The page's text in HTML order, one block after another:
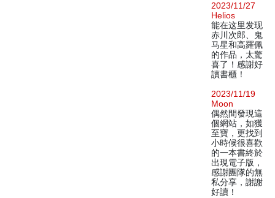
2023/11/27
Helios
能在这里发现
赤川次郎、鬼
马星和高羅佩
的作品，太驚
喜了！感謝好
讀書櫃！
2023/11/19
Moon
偶然間發現這
個網站，如獲
至寶，更找到
小時候很喜歡
的一本書終於
出現電子版，
感謝團隊的無
私分享，謝謝
好讀！